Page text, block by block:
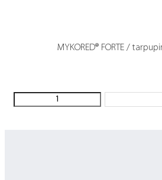
MYKORED® FORTE /